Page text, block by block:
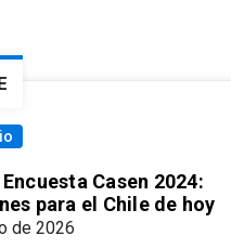
Casen 2024:
para el Chile de hoy
de 2026